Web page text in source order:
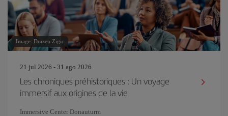
Image: Drazen Zigic
21 jul 2026 - 31 ago 2026
Les chroniques préhistoriques : Un voyage
immersif aux origines de la vie
Immersive Center Donauturm